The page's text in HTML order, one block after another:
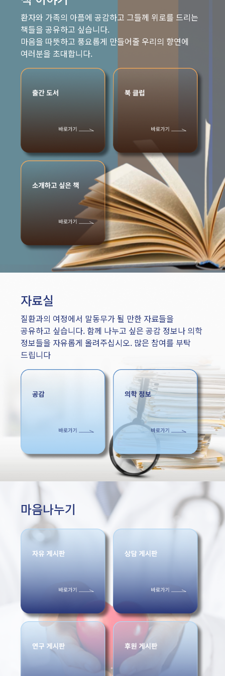
환자와 가족의 아픔에 공감하고 그들께 위로를 드리는
책들을 공유하고 싶습니다.
마음을 따뜻하고 풍요롭게 만들어줄 우리의 향연에
여러분을 초대합니다.
자료실
질환과의 여정에서 말동무가 될 만한 자료들을
공유하고 싶습니다. 함께 나누고 싶은 공감 정보나 의학
정보들을 자유롭게 올려주십시오. 많은 참여를 부탁
드립니다
마음나누기